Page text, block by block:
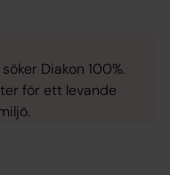
Diakon 100%.
för ett levande